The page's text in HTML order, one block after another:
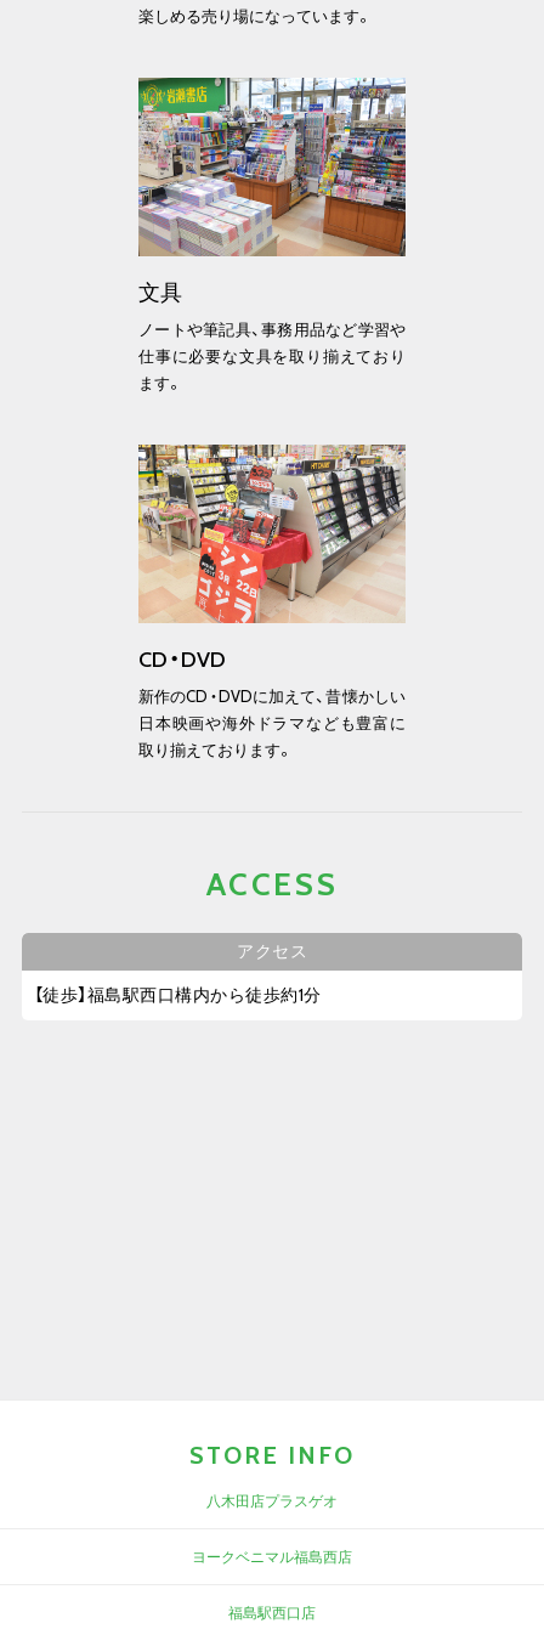
楽しめる売り場になっています。
文具
ノートや筆記具、事務用品など学習や
仕事に必要な文具を取り揃えており
ます。
CD・DVD
新作のCD・DVDに加えて、昔懐かしい
日本映画や海外ドラマなども豊富に
取り揃えております。
ACCESS
アクセス
【徒歩】福島駅西口構内から徒歩約1分
STORE INFO
八木田店プラスゲオ
ヨークベニマル福島西店
福島駅西口店